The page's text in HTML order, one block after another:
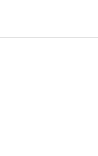
content